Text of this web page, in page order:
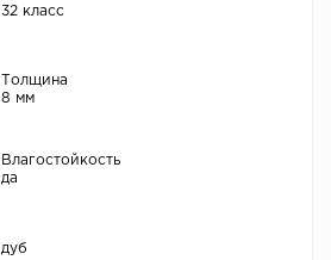
32 класс
Толщина
8 мм
Влагостойкость
да
дуб